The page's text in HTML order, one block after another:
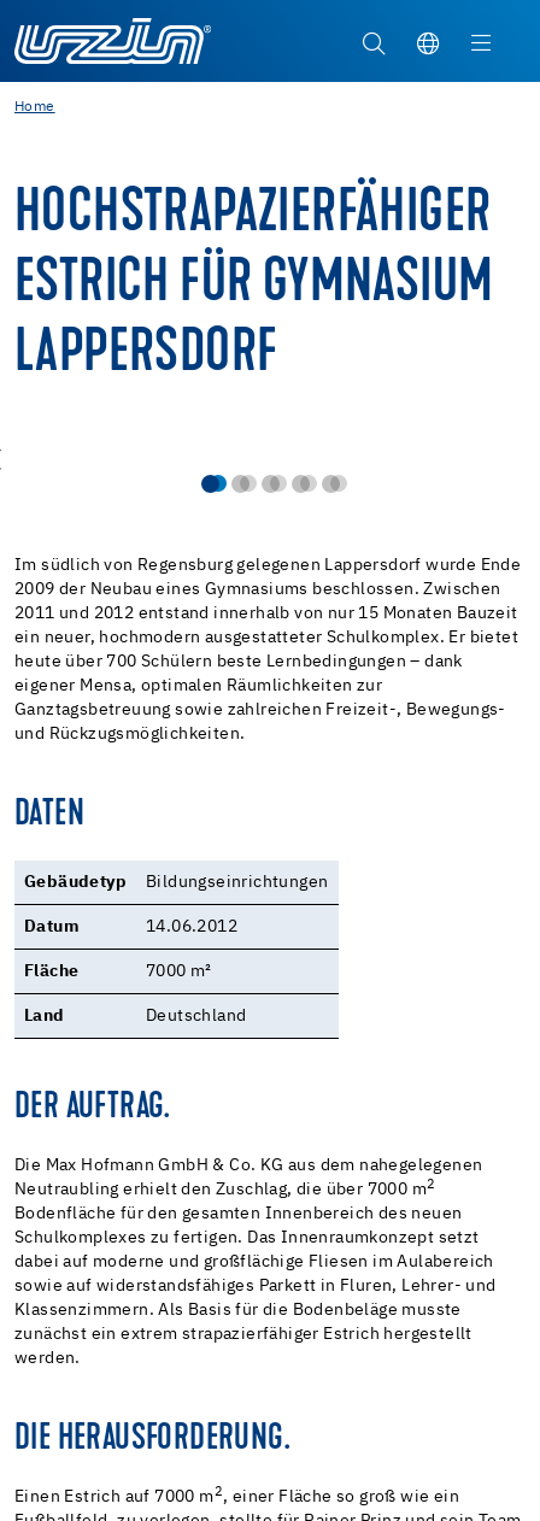
Home
HOCHSTRAPAZIERFÄHIGER
ESTRICH FÜR GYMNASIUM
LAPPERSDORF
Im südlich von Regensburg gelegenen Lappersdorf wurde Ende
2009 der Neubau eines Gymnasiums beschlossen. Zwischen
2011 und 2012 entstand innerhalb von nur 15 Monaten Bauzeit
ein neuer, hochmodern ausgestatteter Schulkomplex. Er bietet
heute über 700 Schülern beste Lernbedingungen – dank
eigener Mensa, optimalen Räumlichkeiten zur
Ganztagsbetreuung sowie zahlreichen Freizeit-, Bewegungs-
und Rückzugsmöglichkeiten.
DATEN
Gebäudetyp Bildungseinrichtungen
Datum 14.06.2012
Fläche 7000 m²
Land Deutschland
DER AUFTRAG.
Die Max Hofmann GmbH & Co. KG aus dem nahegelegenen
Neutraubling erhielt den Zuschlag, die über 7000 m2
Bodenfläche für den gesamten Innenbereich des neuen
Schulkomplexes zu fertigen. Das Innenraumkonzept setzt
dabei auf moderne und großflächige Fliesen im Aulabereich
sowie auf widerstandsfähiges Parkett in Fluren, Lehrer- und
Klassenzimmern. Als Basis für die Bodenbeläge musste
zunächst ein extrem strapazierfähiger Estrich hergestellt
werden.
DIE HERAUSFORDERUNG.
Einen Estrich auf 7000 m 2 , einer Fläche so groß wie ein